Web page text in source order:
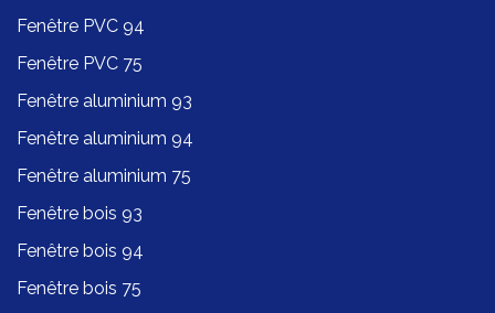
Fenêtre PVC 94
Fenêtre PVC 75
Fenêtre aluminium 93
Fenêtre aluminium 94
Fenêtre aluminium 75
Fenêtre bois 93
Fenêtre bois 94
Fenêtre bois 75